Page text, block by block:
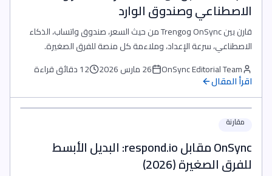
الاصطناعي وصندوق الوارد
قارن بين OnSync وTrengo من حيث السعر، صندوق واتساب، الذكاء
الاصطناعي، سرعة الإعداد، وملاءمة كل منصة للفرق الصغيرة.
OnSync Editorial Team
26 مارس 2026 12 دقائق قراءة
اقرأ المقال
مقارنة
OnSync مقابل respond.io: البديل الأبسط
للفرق الصغيرة (2026)